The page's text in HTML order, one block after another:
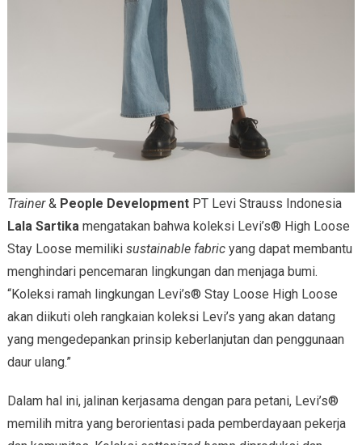
Trainer& People DevelopmentPT Levi Strauss Indonesia
Lala Sartika mengatakan bahwa koleksi Levi’s® High Loose
Stay Loose memiliki sustainable fabricyang dapat membantu
menghindari pencemaran lingkungan dan menjaga bumi.
“Koleksi ramah lingkungan Levi’s® Stay Loose High Loose
akan diikuti oleh rangkaian koleksi Levi’s yang akan datang
yang mengedepankan prinsip keberlanjutan dan penggunaan
daur ulang.”
Dalam hal ini, jalinan kerjasama dengan para petani, Levi’s®
memilih mitra yang berorientasi pada pemberdayaan pekerja